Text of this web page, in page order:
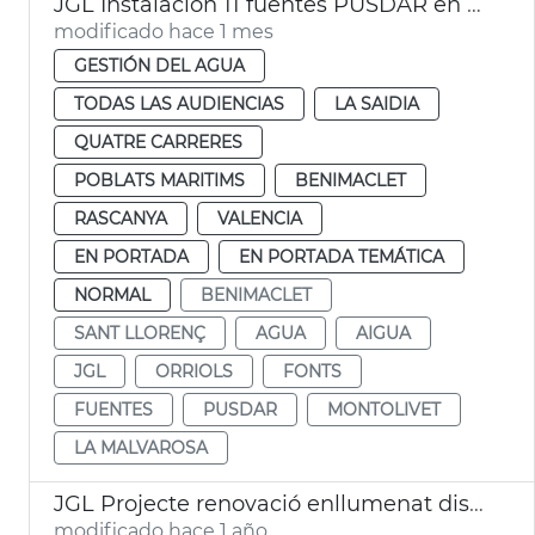
modificado hace 1 mes
GESTIÓN DEL AGUA
TODAS LAS AUDIENCIAS
LA SAIDIA
QUATRE CARRERES
POBLATS MARITIMS
BENIMACLET
RASCANYA
VALENCIA
EN PORTADA
EN PORTADA TEMÁTICA
NORMAL
BENIMACLET
SANT LLORENÇ
AGUA
AIGUA
JGL
ORRIOLS
FONTS
FUENTES
PUSDAR
MONTOLIVET
LA MALVAROSA
JGL Projecte renovació enllumenat districtes València
modificado hace 1 año